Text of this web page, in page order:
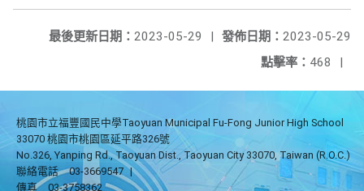
發佈日期： 2023-05-29
最後更新日期： 2023-05-29
|
點擊率： 468 |
桃園市立福豐國民中學Taoyuan Municipal Fu-Fong Junior High School
33070 桃園市桃園區延平路326號
No.326, Yanping Rd., Taoyuan Dist., Taoyuan City 33070, Taiwan (R.O.C.)
聯絡電話
03-3669547 |
傳真
03-3758362